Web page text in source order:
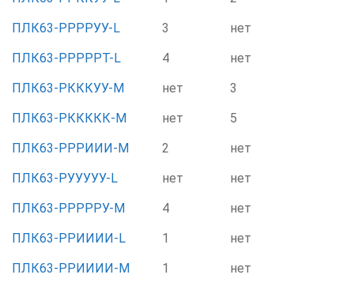
ПЛК63-РРРРУУ-L
3 нет
ПЛК63-РРРРРТ-L
4 нет
ПЛК63-РКККУУ-М
нет 3
ПЛК63-РККККК-М
нет 5
ПЛК63-РРРИИИ-М
2 нет
ПЛК63-РУУУУУ-L
нет нет
ПЛК63-РРРРРУ-М
4 нет
ПЛК63-РРИИИИ-L
1 нет
ПЛК63-РРИИИИ-М
1 нет